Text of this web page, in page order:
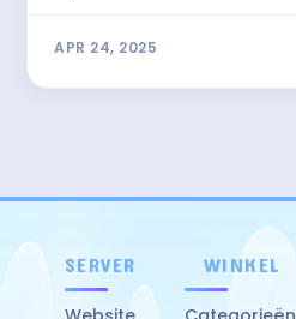
elkaar omgaan op de Discord * 1.1Behandel iedere
discriminatie, beledigen,
APR 24, 2025
SERVER WINKEL